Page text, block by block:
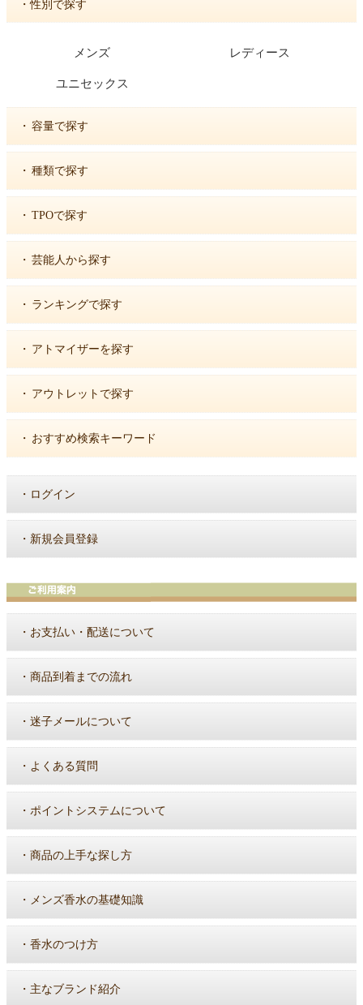
・性別で探す
メンズ レディース
ユニセックス
・ 容量で探す
・ 種類で探す
・ TPOで探す
・ 芸能人から探す
・ ランキングで探す
・ アトマイザーを探す
・ アウトレットで探す
・ おすすめ検索キーワード
・ ログイン
・ 新規会員登録
・ お支払い・配送について
・ 商品到着までの流れ
・ 迷子メールについて
・ よくある質問
・ ポイントシステムについて
・ 商品の上手な探し方
・ メンズ香水の基礎知識
・ 香水のつけ方
・ 主なブランド紹介